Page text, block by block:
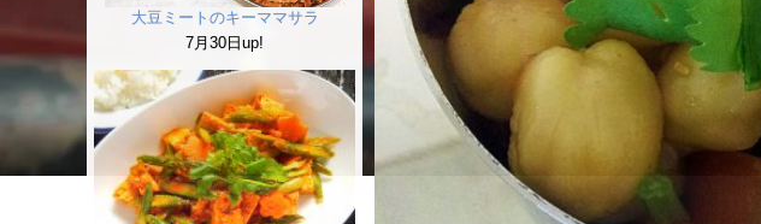
大豆ミートのキーママサラ
7月30日up!